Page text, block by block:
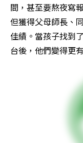
間，甚至要熬夜寫
但獲得父母師長、
佳績。當孩子找到
台後，他們變得更